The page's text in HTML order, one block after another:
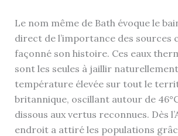
Le nom même de Bath évoque le
direct de l’importance des sources
façonné son histoire. Ces eaux
sont les seules à jaillir
température élevée sur tout le
britannique, oscillant autour de
dissous aux vertus reconnues. Dès
endroit a attiré les populations